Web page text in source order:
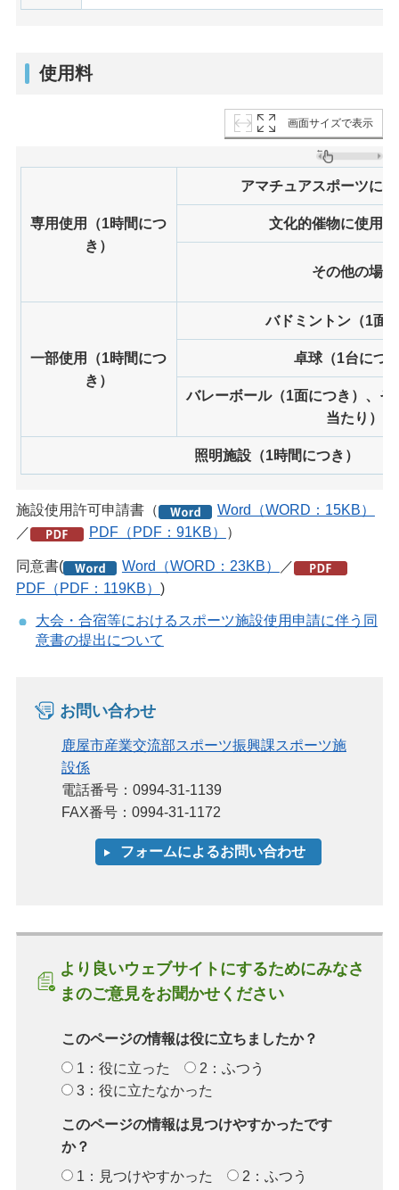
使用料
画面サイズで表示
専用使用（1時間につ
き）
アマチュアスポーツに
文化的催物に使用
その他の場合
一部使用（1時間につ
き）
バドミントン（1面
卓球（1台につ
バレーボール（1面につき）、
当たり）
照明施設（1時間につき）
施設使用許可申請書（
Word（WORD：15KB）
／
PDF（PDF：91KB） ）
同意書( Word（WORD：23KB）
／
PDF（PDF：119KB） )
大会・合宿等におけるスポーツ施設使用申請に伴う同
意書の提出について
お問い合わせ
鹿屋市産業交流部スポーツ振興課スポーツ施
設係
電話番号：0994-31-1139
FAX番号：0994-31-1172
より良いウェブサイトにするためにみなさ
まのご意見をお聞かせください
このページの情報は役に立ちましたか？
1：役に立った
2：ふつう
3：役に立たなかった
このページの情報は見つけやすかったです
か？
1：見つけやすかった
2：ふつう